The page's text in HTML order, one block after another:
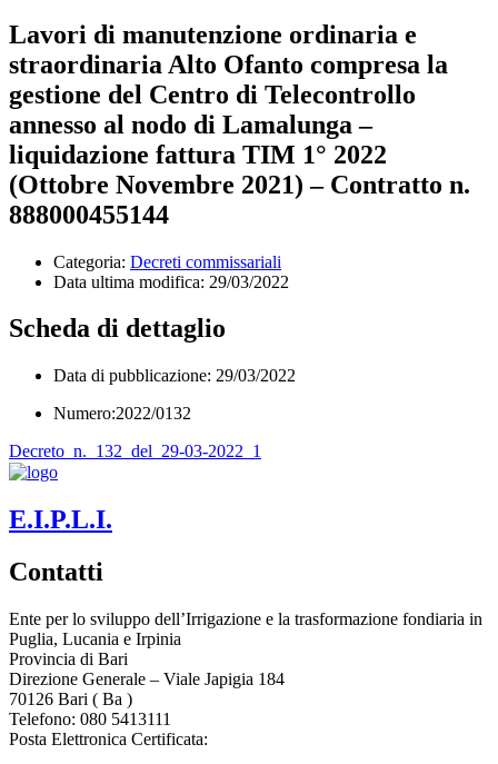
Lavori di manutenzione ordinaria e
straordinaria Alto Ofanto compresa la
gestione del Centro di Telecontrollo
annesso al nodo di Lamalunga –
liquidazione fattura TIM 1° 2022
(Ottobre Novembre 2021) – Contratto n.
888000455144
Categoria: Decreti commissariali
Data ultima modifica: 29/03/2022
Scheda di dettaglio
Data di pubblicazione: 29/03/2022
Numero:2022/0132
Decreto_n._132_del_29-03-2022_1
E.I.P.L.I.
Contatti
Ente per lo sviluppo dell’Irrigazione e la trasformazione fondiaria in
Puglia, Lucania e Irpinia
Provincia di Bari
Direzione Generale – Viale Japigia 184
70126 Bari ( Ba )
Telefono: 080 5413111
Posta Elettronica Certificata: